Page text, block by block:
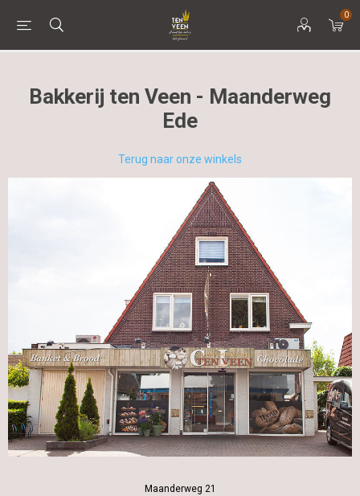
0
Bakkerij ten Veen - Maanderweg
Ede
Terug naar onze winkels
Maanderweg 21